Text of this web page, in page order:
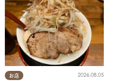
お店 2026.08.05